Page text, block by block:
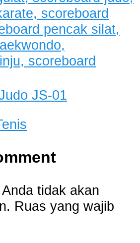
JS-01
tidak akan
Ruas yang wajib